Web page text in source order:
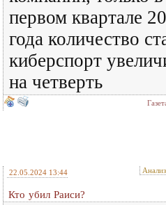
первом квартале
года количество
киберспорт
на четверть
22.05.2024 13:44
Кто убил Раиси?